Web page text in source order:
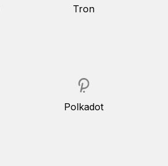
Tron
Polkadot